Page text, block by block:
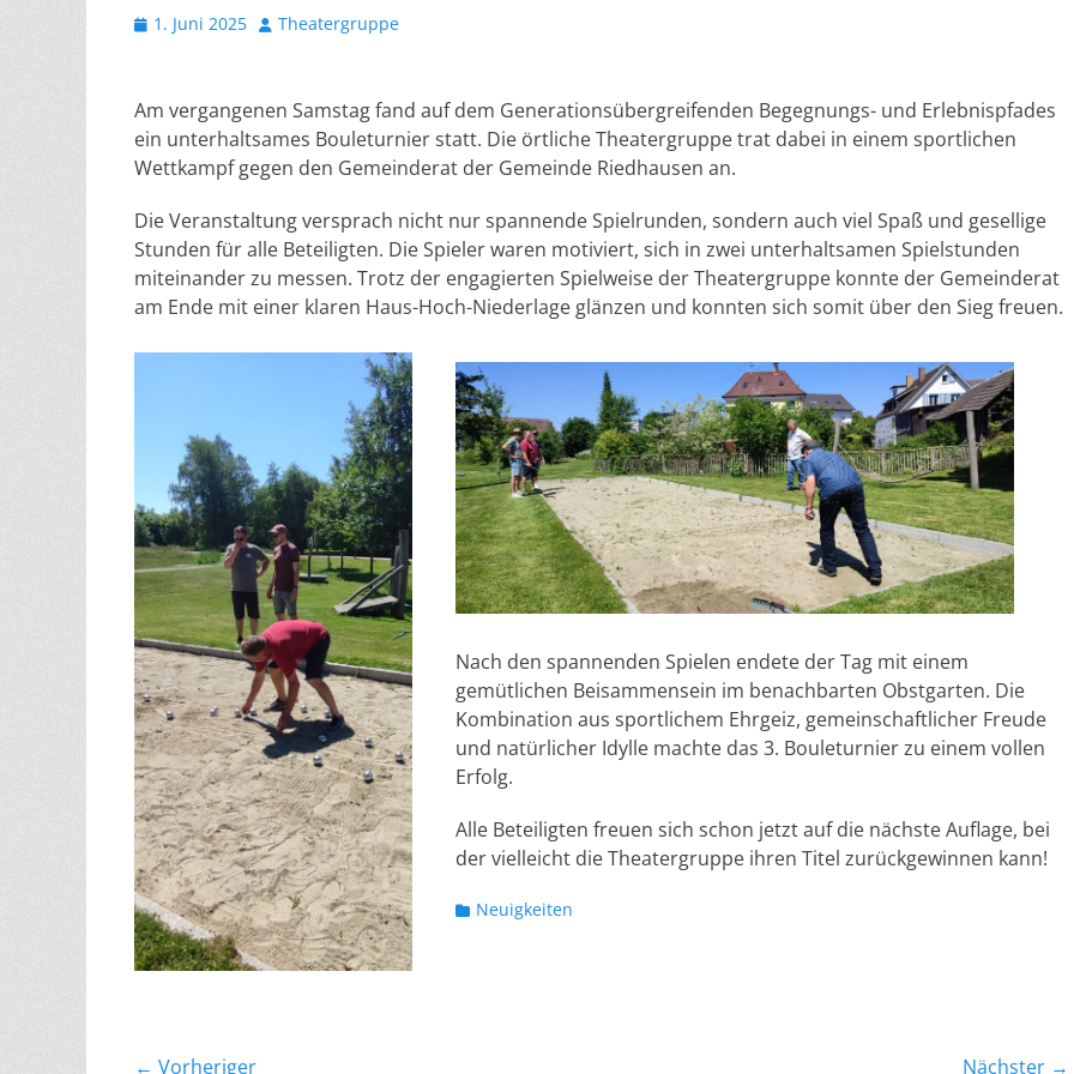
Veröffentlicht
1. Juni 2025 AutorTheatergruppe
Am vergangenen Samstag fand auf dem Generationsübergreifenden Begegnungs- und Erlebnispfades
ein unterhaltsames Bouleturnier statt. Die örtliche Theatergruppe trat dabei in einem sportlichen
Wettkampf gegen den Gemeinderat der Gemeinde Riedhausen an.
Die Veranstaltung versprach nicht nur spannende Spielrunden, sondern auch viel Spaß und gesellige
Stunden für alle Beteiligten. Die Spieler waren motiviert, sich in zwei unterhaltsamen Spielstunden
miteinander zu messen. Trotz der engagierten Spielweise der Theatergruppe konnte der Gemeinderat
am Ende mit einer klaren Haus-Hoch-Niederlage glänzen und konnten sich somit über den Sieg freuen.
Nach den spannenden Spielen endete der Tag mit einem
gemütlichen Beisammensein im benachbarten Obstgarten. Die
Kombination aus sportlichem Ehrgeiz, gemeinschaftlicher Freude
und natürlicher Idylle machte das 3. Bouleturnier zu einem vollen
Erfolg.
Alle Beteiligten freuen sich schon jetzt auf die nächste Auflage, bei
der vielleicht die Theatergruppe ihren Titel zurückgewinnen kann!
Kategorien
Neuigkeiten
← Vorheriger Nächster →